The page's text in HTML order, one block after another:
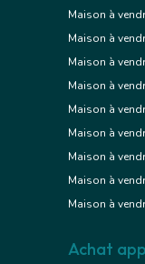
Maison à
Maison à
Maison à
Maison à
Maison à
Maison à
Maison à
Maison à
Maison à
Achat